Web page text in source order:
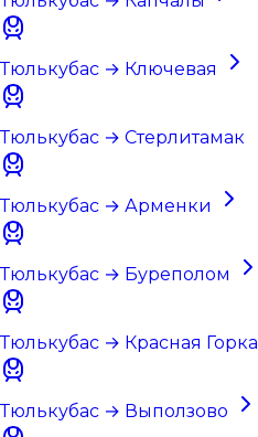
Тюлькубас → Ключевая
Тюлькубас → Стерлитамак
Тюлькубас → Арменки
Тюлькубас → Буреполом
Тюлькубас → Красная Горка
Тюлькубас → Выползово